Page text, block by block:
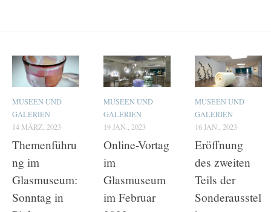
MUSEEN UND
GALERIEN
14 MÄRZ, 2023
Themenführu
ng im
Glasmuseum:
Sonntag in
MUSEEN UND
GALERIEN
19 JAN., 2023
Online-Vortag
im
Glasmuseum
im Februar
MUSEEN UND
GALERIEN
16 JAN., 2023
Eröffnung
des zweiten
Teils der
Sonderausstel